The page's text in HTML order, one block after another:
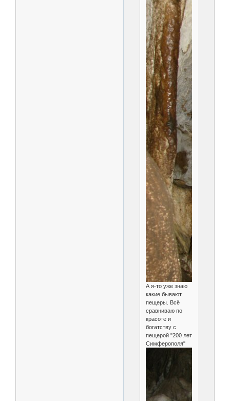
А я-то уже знаю
какие бывают
пещеры. Всё
сравниваю по
красоте и
богатству с
пещерой "200 лет
Симферополя"